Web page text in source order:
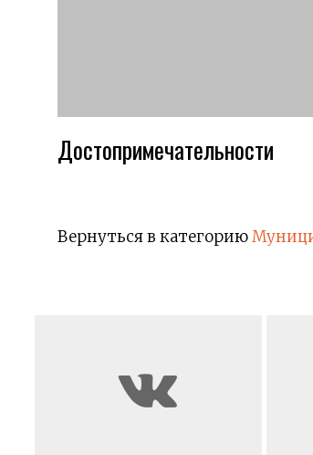
Достопримечательности
Вернуться в категорию